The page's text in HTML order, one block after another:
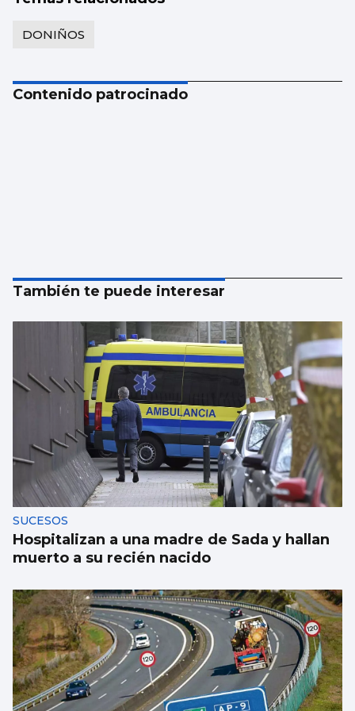
DONIÑOS
Contenido patrocinado
También te puede interesar
SUCESOS
Hospitalizan a una madre de Sada y hallan
muerto a su recién nacido